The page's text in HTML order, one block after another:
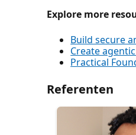
Explore more
Build secure
Create
Practical
Referenten